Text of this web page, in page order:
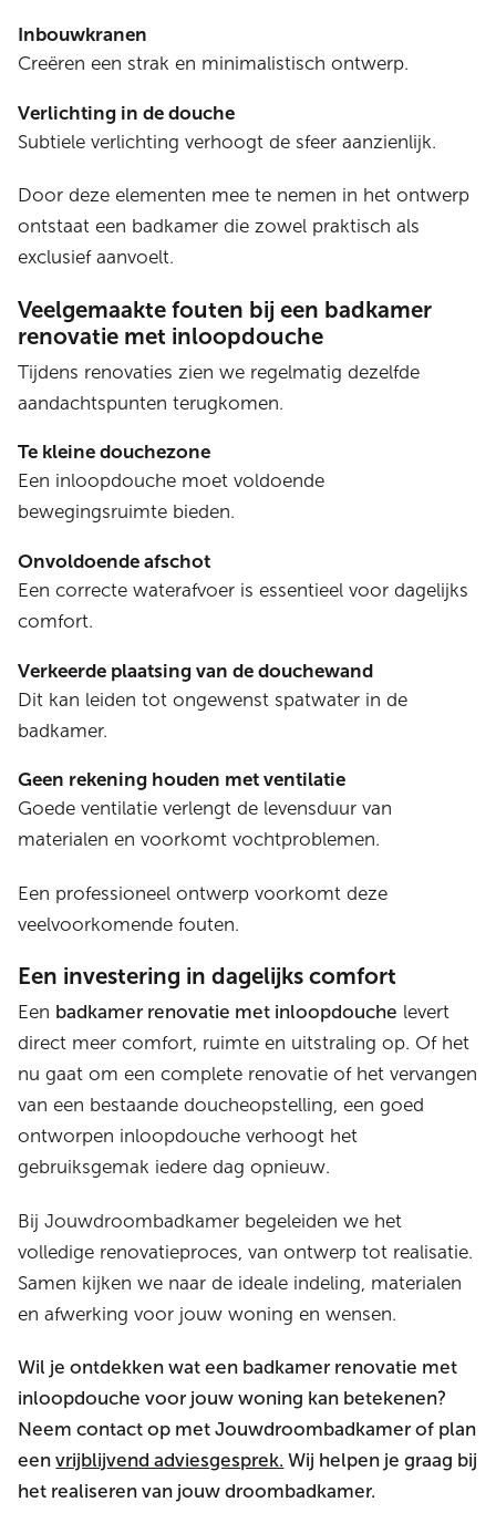
Inbouwkranen
Creëren een strak en minimalistisch ontwerp.
Verlichting in de douche
Subtiele verlichting verhoogt de sfeer aanzienlijk.
Door deze elementen mee te nemen in het ontwerp
ontstaat een badkamer die zowel praktisch als
exclusief aanvoelt.
Veelgemaakte fouten bij een badkamer
renovatie met inloopdouche
Tijdens renovaties zien we regelmatig dezelfde
aandachtspunten terugkomen.
Te kleine douchezone
Een inloopdouche moet voldoende
bewegingsruimte bieden.
Onvoldoende afschot
Een correcte waterafvoer is essentieel voor dagelijks
comfort.
Verkeerde plaatsing van de douchewand
Dit kan leiden tot ongewenst spatwater in de
badkamer.
Geen rekening houden met ventilatie
Goede ventilatie verlengt de levensduur van
materialen en voorkomt vochtproblemen.
Een professioneel ontwerp voorkomt deze
veelvoorkomende fouten.
Een investering in dagelijks comfort
Een badkamer renovatie met inloopdouche levert
direct meer comfort, ruimte en uitstraling op. Of het
nu gaat om een complete renovatie of het vervangen
van een bestaande doucheopstelling, een goed
ontworpen inloopdouche verhoogt het
gebruiksgemak iedere dag opnieuw.
Bij Jouwdroombadkamer begeleiden we het
volledige renovatieproces, van ontwerp tot realisatie.
Samen kijken we naar de ideale indeling, materialen
en afwerking voor jouw woning en wensen.
Wil je ontdekken wat een badkamer renovatie met
inloopdouche voor jouw woning kan betekenen?
Neem contact op met Jouwdroombadkamer of plan
eenvrijblijvend adviesgesprek. Wij helpen je graag bij
het realiseren van jouw droombadkamer.